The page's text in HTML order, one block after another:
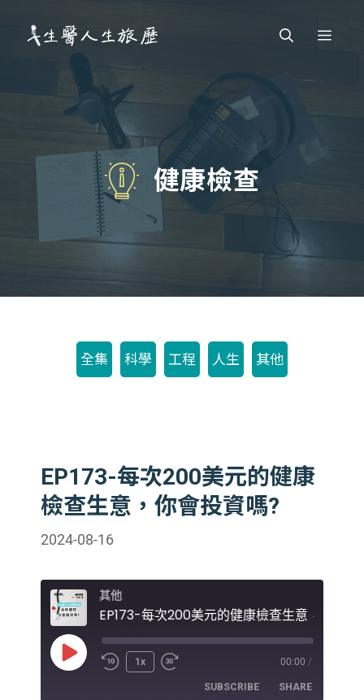
Menu
健康檢查
全集 科學 工程 人生 其他
EP173-每次200美元的健康
檢查生意，你會投資嗎?
2024-08-16
其他
Play
1x 00:00 /
SUBSCRIBE SHARE